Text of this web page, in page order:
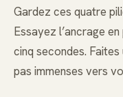
Gardez ces quatre
Essayez l’ancrage
cinq secondes.
pas immenses vers